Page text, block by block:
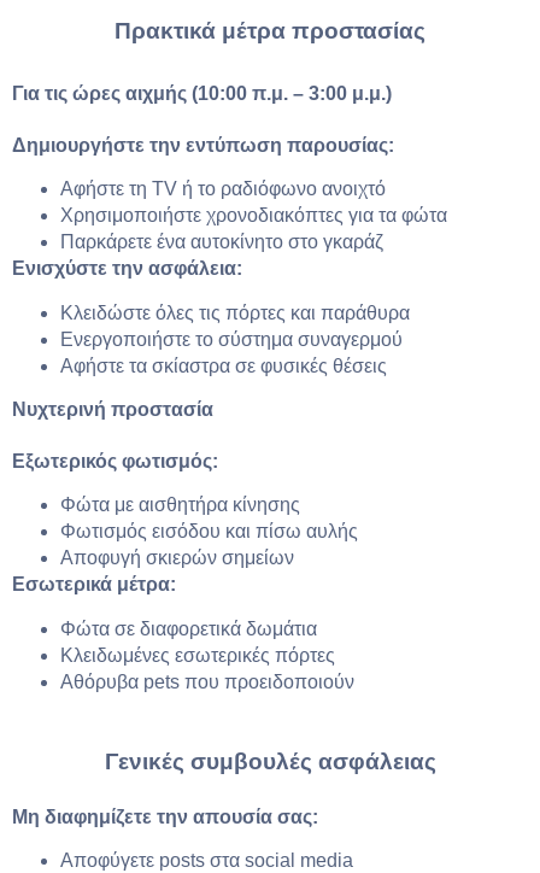
Πρακτικά μέτρα προστασίας
Για τις ώρες αιχμής (10:00 π.μ. – 3:00 μ.μ.)
Δημιουργήστε την εντύπωση παρουσίας:
Αφήστε τη TV ή το ραδιόφωνο ανοιχτό
Χρησιμοποιήστε χρονοδιακόπτες για τα φώτα
Παρκάρετε ένα αυτοκίνητο στο γκαράζ
Ενισχύστε την ασφάλεια:
Κλειδώστε όλες τις πόρτες και παράθυρα
Ενεργοποιήστε το σύστημα συναγερμού
Αφήστε τα σκίαστρα σε φυσικές θέσεις
Νυχτερινή προστασία
Εξωτερικός φωτισμός:
Φώτα με αισθητήρα κίνησης
Φωτισμός εισόδου και πίσω αυλής
Αποφυγή σκιερών σημείων
Εσωτερικά μέτρα:
Φώτα σε διαφορετικά δωμάτια
Κλειδωμένες εσωτερικές πόρτες
Αθόρυβα pets που προειδοποιούν
Γενικές συμβουλές ασφάλειας
Μη διαφημίζετε την απουσία σας:
Αποφύγετε posts στα social media